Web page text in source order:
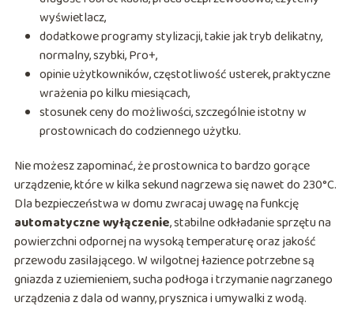
wyświetlacz,
dodatkowe programy stylizacji, takie jak tryb delikatny,
normalny, szybki, Pro+,
opinie użytkowników, częstotliwość usterek, praktyczne
wrażenia po kilku miesiącach,
stosunek ceny do możliwości, szczególnie istotny w
prostownicach do codziennego użytku.
Nie możesz zapominać, że prostownica to bardzo gorące
urządzenie, które w kilka sekund nagrzewa się nawet do 230°C.
Dla bezpieczeństwa w domu zwracaj uwagę na funkcję
automatyczne wyłączenie, stabilne odkładanie sprzętu na
powierzchni odpornej na wysoką temperaturę oraz jakość
przewodu zasilającego. W wilgotnej łazience potrzebne są
gniazda z uziemieniem, sucha podłoga i trzymanie nagrzanego
urządzenia z dala od wanny, prysznica i umywalki z wodą.